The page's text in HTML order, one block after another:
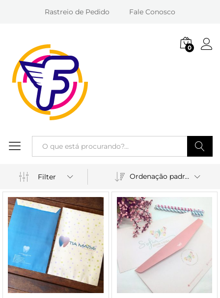
Rastreio de Pedido Fale Conosco
0
Filter
Ordenação padrão